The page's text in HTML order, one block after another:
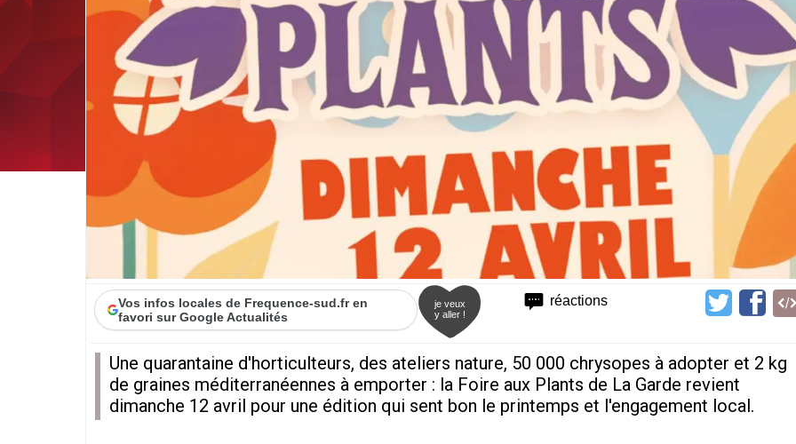
réactions
Vos infos locales de Frequence-sud.fr en
favori sur Google Actualités
je veux
y aller !
Une quarantaine d'horticulteurs, des ateliers nature, 50 000 chrysopes à adopter et 2 kg
de graines méditerranéennes à emporter : la Foire aux Plants de La Garde revient
dimanche 12 avril pour une édition qui sent bon le printemps et l'engagement local.